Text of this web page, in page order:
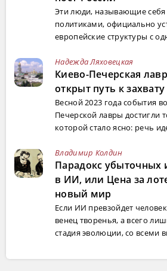
Эти люди, называющие
политиками, официально
европейские структуры с
Надежда Ляховецкая
Киево-Печерская
открыт путь к захвату
Весной 2023 года события
Печерской лавры достигли
которой стало ясно: речь
Владимир Колдин
Парадокс убыточных
в ИИ, или Цена за
новый мир
Если ИИ превзойдет
венец творенья, а всего
стадия эволюции, со всеми